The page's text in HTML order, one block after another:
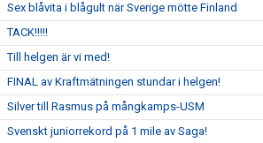
Sex blåvita i blågult när Sverige mötte Finland
TACK!!!!!
Till helgen är vi med!
FINAL av Kraftmätningen stundar i helgen!
Silver till Rasmus på mångkamps-USM
Svenskt juniorrekord på 1 mile av Saga!